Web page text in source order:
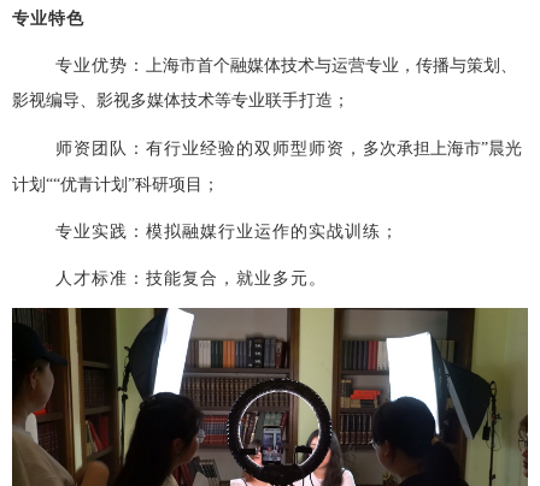
专业特色
专业优势： 上海市首个融媒体技术与运营专业，传播与策划、
影视编导、影视多媒体技术等专业联手打造 ；
师资团队：有行业经验的双师型师资 ， 多次承担上海市”晨光
计划““优青计划”科研项目 ；
专业实践： 模拟融媒行业运作的实战训练；
人才标准：技能复合 ， 就业多元。